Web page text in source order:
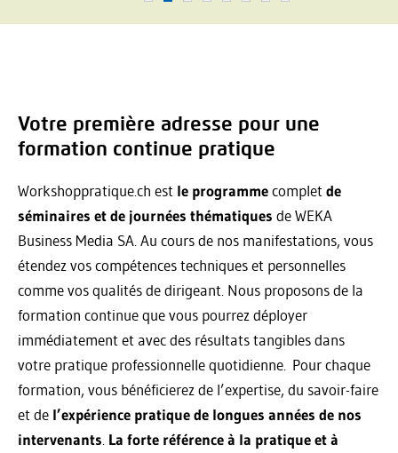
Votre première adresse pour une
formation continue pratique
Workshoppratique.ch est le programmecompletde
séminaires et de journées thématiques de WEKA
Business Media SA. Au cours de nos manifestations, vous
étendez vos compétences techniques et personnelles
comme vos qualités de dirigeant. Nous proposons de la
formation continue que vous pourrez déployer
immédiatement et avec des résultats tangibles dans
votre pratique professionnelle quotidienne. Pour chaque
formation, vous bénéficierez de l’expertise, du savoir-faire
et de l’expérience pratique de longues années de nos
intervenants La forte référence à la pratique et à